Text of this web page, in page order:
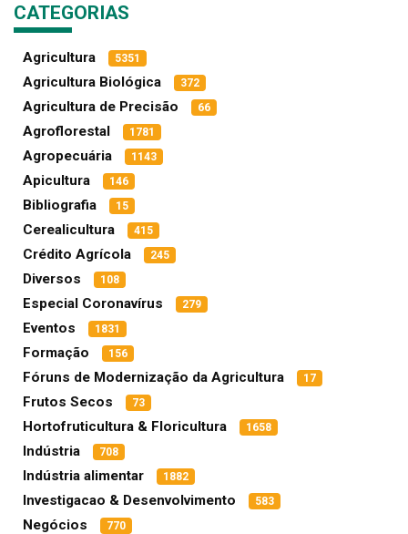
CATEGORIAS
Agricultura 5351
Agricultura Biológica 372
Agricultura de Precisão 66
Agroflorestal 1781
Agropecuária 1143
Apicultura 146
Bibliografia 15
Cerealicultura 415
Crédito Agrícola 245
Diversos 108
Especial Coronavírus 279
Eventos 1831
Formação 156
Fóruns de Modernização da Agricultura 17
Frutos Secos 73
Hortofruticultura & Floricultura 1658
Indústria 708
Indústria alimentar 1882
Investigacao & Desenvolvimento 583
Negócios 770